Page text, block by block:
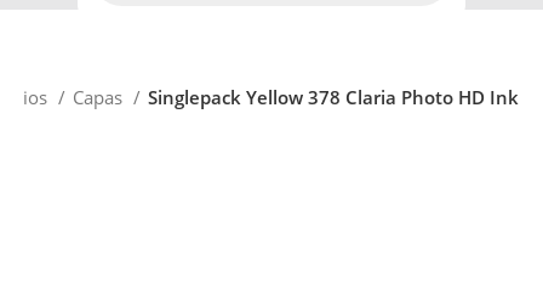
Capas Singlepack Yellow 378 Claria Photo HD Ink